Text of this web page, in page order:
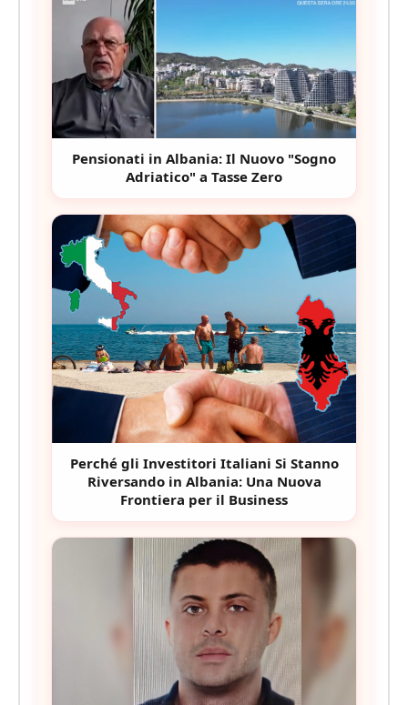
Pensionati in Albania: Il Nuovo "Sogno
Adriatico" a Tasse Zero
Perché gli Investitori Italiani Si Stanno
Riversando in Albania: Una Nuova
Frontiera per il Business